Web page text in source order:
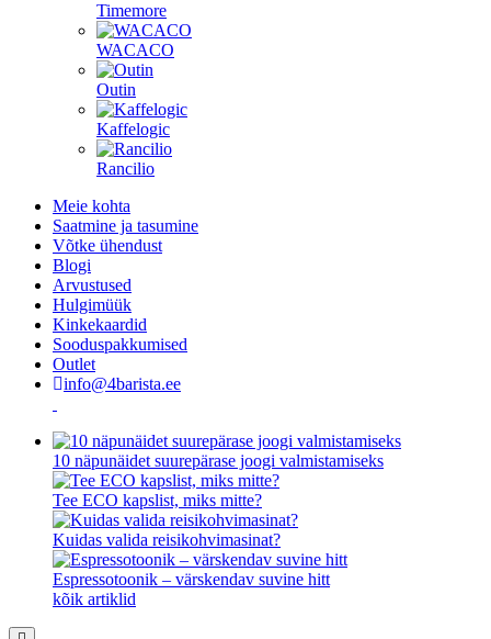
Timemore
WACACO
Outin
Kaffelogic
Rancilio
Meie kohta
Saatmine ja tasumine
Võtke ühendust
Blogi
Arvustused
Hulgimüük
Kinkekaardid
Sooduspakkumised
Outlet
info@4barista.ee
10 näpunäidet suurepärase joogi valmistamiseks
Tee ECO kapslist, miks mitte?
Kuidas valida reisikohvimasinat?
Espressotoonik – värskendav suvine hitt
kõik artiklid